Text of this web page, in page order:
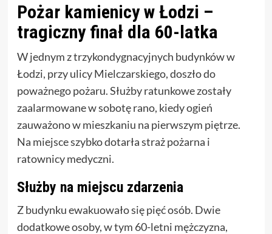
Pożar kamienicy w Łodzi –
tragiczny finał dla 60-latka
W jednym z trzykondygnacyjnych budynków w
Łodzi, przy ulicy Mielczarskiego, doszło do
poważnego pożaru. Służby ratunkowe zostały
zaalarmowane w sobotę rano, kiedy ogień
zauważono w mieszkaniu na pierwszym piętrze.
Na miejsce szybko dotarła straż pożarna i
ratownicy medyczni.
Służby na miejscu zdarzenia
Z budynku ewakuowało się pięć osób. Dwie
dodatkowe osoby, w tym 60-letni mężczyzna,